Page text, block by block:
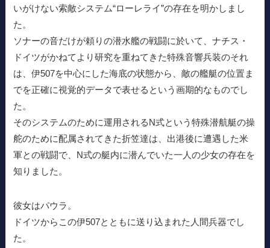
いがけない索敵システム“ローレライ”の存在を明かしまし
た。
ソナーの音だけが頼りの潜水艦の戦闘に於いて、ナチス・
ドイツがかねてより研究を重ねてきた特殊音響兵装のそれ
は、伊507を中心にした海底の状態から、敵の艦艇の位置ま
でを正確に視覚的データで表せるという画期的なものでし
た。
そのシステムのために運用されるN式という特殊潜航艇の操
舵のために配属されてきた折笠達は、出港後に遭遇した米
軍との戦闘で、N式の艇内に潜んでいた一人の少女の存在を
知りました。
彼女はパウラ。
ドイツからこの伊507とともに送り込まれた人間兵器でし
た。